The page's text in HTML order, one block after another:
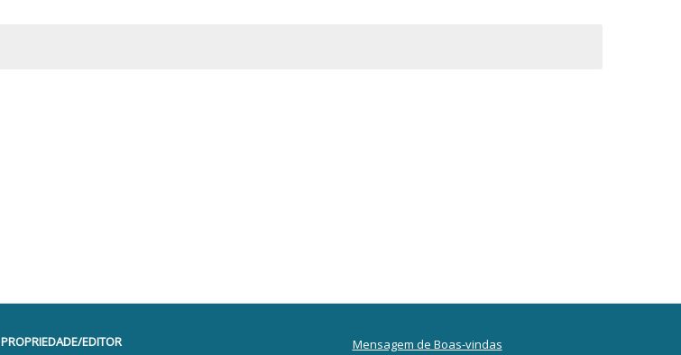
PROPRIEDADE/EDITOR
Mensagem de Boas-vindas